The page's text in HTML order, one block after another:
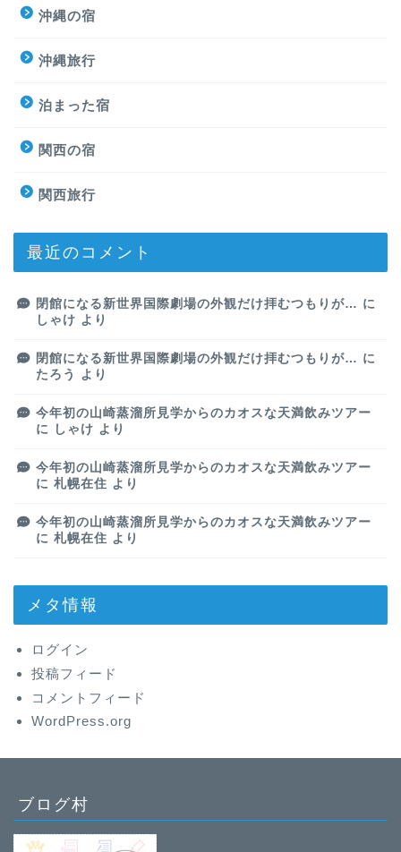
沖縄の宿
沖縄旅行
泊まった宿
関西の宿
関西旅行
最近のコメント
閉館になる新世界国際劇場の外観だけ拝むつもりが… に
しゃけ より
閉館になる新世界国際劇場の外観だけ拝むつもりが… に
たろう
より
今年初の山崎蒸溜所見学からのカオスな天満飲みツアー
に
しゃけ より
今年初の山崎蒸溜所見学からのカオスな天満飲みツアー
に 札幌在住 より
今年初の山崎蒸溜所見学からのカオスな天満飲みツアー
に 札幌在住 より
メタ情報
ログイン
投稿フィード
コメントフィード
WordPress.org
ブログ村